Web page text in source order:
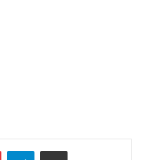
PinterestTelegramShare via Email